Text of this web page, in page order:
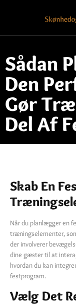
Sådan
Den
Gør
Del Af
Skab En
Når du planlægger en
træningselementer,
der involverer
dine gæster til at
hvordan du kan
festprogram.
Vælg Det